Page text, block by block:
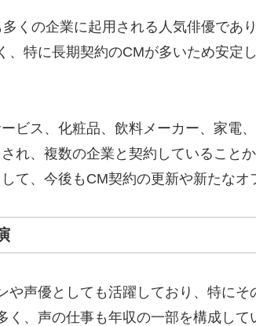
くの企業に起用される人気俳優であ
、特に長期契約のCMが多いため安定
ビス、化粧品、飲料メーカー、家電
され、複数の企業と契約していること
て、今後もCM契約の更新や新たなオ
や声優としても活躍しており、特に
、声の仕事も年収の一部を構成して